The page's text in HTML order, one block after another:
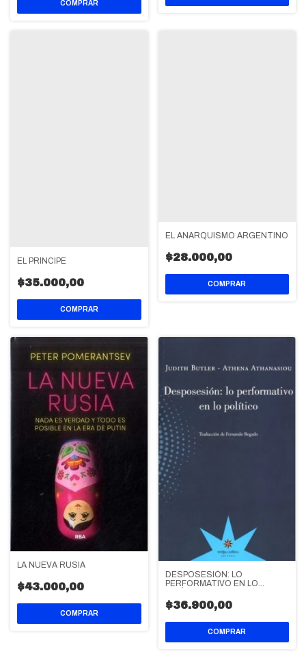
EL PRÍNCIPE
$35.000,00
EL ANARQUISMO ARGENTINO
$28.000,00
LA NUEVA RUSIA
$43.000,00
DESPOSESIÓN: LO
PERFORMATIVO EN LO
$36.900,00